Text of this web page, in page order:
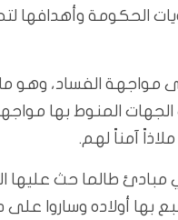
الحكومة وأهدافها
مواجهة الفساد، وهو
الجهات المنوط بها
آمناً لهم.
طالما حث عليها
بها أولاده وساروا